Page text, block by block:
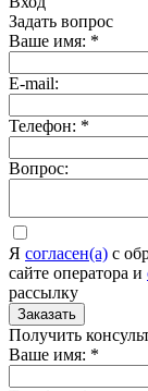
Задать вопрос
Ваше имя: *
E-mail:
Телефон: *
Вопрос:
Я согласен(а) c
сайте оператора и
рассылку
Заказать
Получить
Ваше имя: *